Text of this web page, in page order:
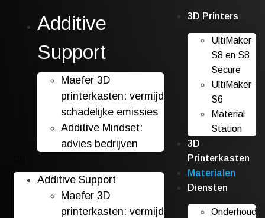
Additive
Support
Maefer 3D
printerkasten: vermijd
schadelijke emissies
Additive Mindset:
advies bedrijven
Additive Support
Maefer 3D
printerkasten: vermijd
3D Printers
UltiMaker
S8 en S8
Secure
UltiMaker
S6
Material
Station
3D
Printerkasten
Materialen
Diensten
Onderhoud